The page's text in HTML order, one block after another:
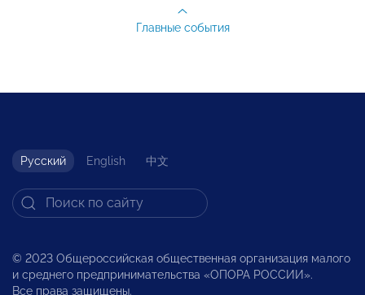
Главные события
Русский English 中文
© 2023 Общероссийская общественная организация малого
и среднего предпринимательства «ОПОРА РОССИИ».
Все права защищены.